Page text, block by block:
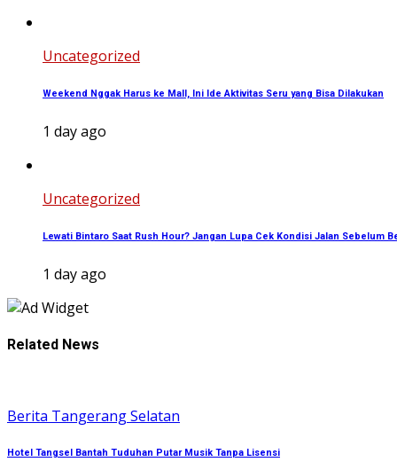
Uncategorized
Weekend Nggak Harus ke Mall, Ini Ide Aktivitas Seru yang Bisa Dilakukan
1 day ago
Uncategorized
Lewati Bintaro Saat Rush Hour? Jangan Lupa Cek Kondisi Jalan Sebelum
1 day ago
Related News
Berita Tangerang Selatan
Hotel Tangsel Bantah Tuduhan Putar Musik Tanpa Lisensi